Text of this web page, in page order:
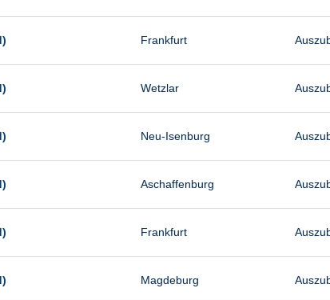
Vertrieb
Frankfurt
Wetzlar
Neu-Isenburg
Aschaffenburg
Frankfurt
Magdeburg